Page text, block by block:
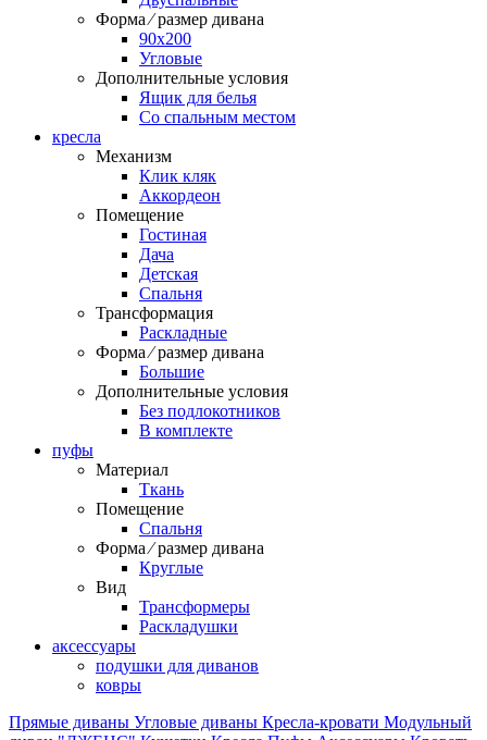
Форма ⁄ размер дивана
90х200
Угловые
Дополнительные условия
Ящик для белья
Со спальным местом
кресла
Механизм
Клик кляк
Аккордеон
Помещение
Гостиная
Дача
Детская
Спальня
Трансформация
Раскладные
Форма ⁄ размер дивана
Большие
Дополнительные условия
Без подлокотников
В комплекте
пуфы
Материал
Ткань
Помещение
Спальня
Форма ⁄ размер дивана
Круглые
Вид
Трансформеры
Раскладушки
аксессуары
подушки для диванов
ковры
Прямые диваны Угловые диваны Кресла-кровати Модульный